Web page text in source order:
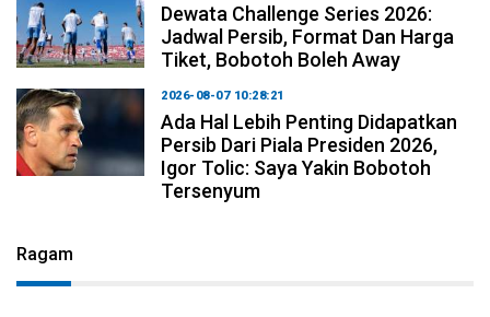
Dewata Challenge Series 2026:
Jadwal Persib, Format Dan Harga
Tiket, Bobotoh Boleh Away
2026-08-07 10:28:21
Ada Hal Lebih Penting Didapatkan
Persib Dari Piala Presiden 2026,
Igor Tolic: Saya Yakin Bobotoh
Tersenyum
Ragam